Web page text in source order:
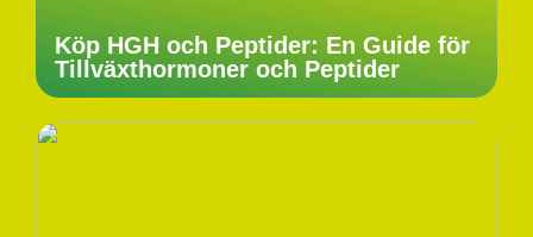
Köp HGH och Peptider: En Guide för
Tillväxthormoner och Peptider